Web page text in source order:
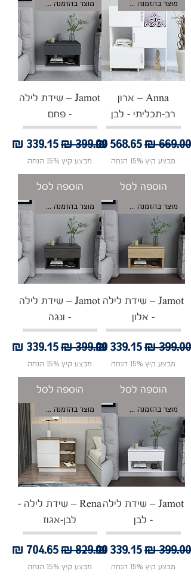
מוצר בהזמנה אישית
Anna – ארון
רב-תכליתי - לבן
מחיר רגילמחיר מבצע
מבצע קיץ 15% הנחה
הוספה לסל
מוצר בהזמנה אישית
Jamot – שידת לילה
- פחם
מחיר רגילמחיר
מבצע קיץ 15% הנחה
הוספה לסל
מוצר בהזמנה אישית
Jamot – שידת לילה
- אלון
מחיר רגילמחיר מבצע
מבצע קיץ 15% הנחה
הוספה לסל
מוצר בהזמנה אישית
Jamot – שידת לילה
- ונגה
מחיר רגילמחיר
מבצע קיץ 15% הנחה
הוספה לסל
מוצר בהזמנה אישית
Jamot – שידת לילה
- לבן
מחיר רגילמחיר מבצע
מבצע קיץ 15% הנחה
מוצר בהזמנה אישית
Rena – שידת לילה -
לבן-אגוז
מחיר רגילמחיר
מבצע קיץ 15% הנחה